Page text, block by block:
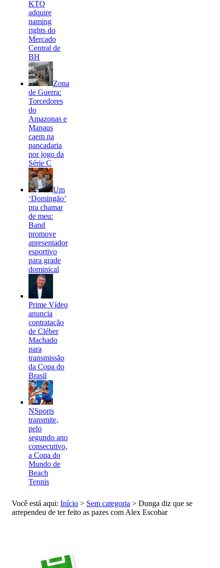
KTO
adquire
naming
rights do
Mercado
Central de
BH
Zona
de Guerra:
Torcedores
do
Amazonas e
Manaus
caem na
pancadaria
por jogo da
Série C
Um
‘Domingão’
pra chamar
de meu:
Band
promove
apresentador
esportivo
para grade
dominical
Prime Vídeo
anuncia
contratação
de Cléber
Machado
para
transmissão
da Copa do
Brasil
NSports
transmite,
pelo
segundo ano
consecutivo,
a Copa do
Mundo de
Beach
Tennis
Você está aqui: Início > Sem categoria > Dunga diz que se
arrependeu de ter feito as pazes com Alex Escobar